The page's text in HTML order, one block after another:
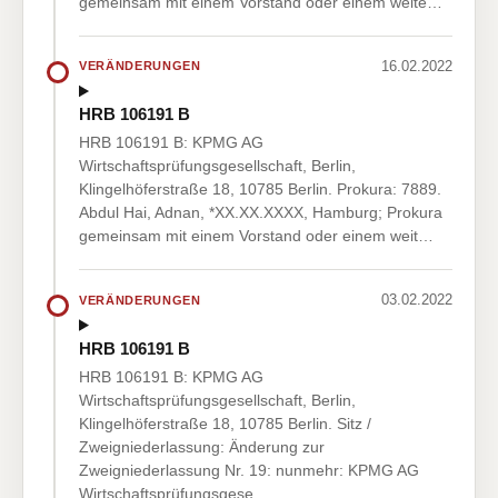
VERÄNDERUNGEN 16.02.2022
HRB 106191 B
HRB 106191 B: KPMG AG
Wirtschaftsprüfungsgesellschaft, Berlin,
Klingelhöferstraße 18, 10785 Berlin. Prokura: 7889.
Abdul Hai, Adnan, *XX.XX.XXXX, Hamburg; Prokura
gemeinsam mit einem Vorstand oder einem weit…
VERÄNDERUNGEN 03.02.2022
HRB 106191 B
HRB 106191 B: KPMG AG
Wirtschaftsprüfungsgesellschaft, Berlin,
Klingelhöferstraße 18, 10785 Berlin. Sitz /
Zweigniederlassung: Änderung zur
Zweigniederlassung Nr. 19: nunmehr: KPMG AG
Wirtschaftsprüfungsgese…